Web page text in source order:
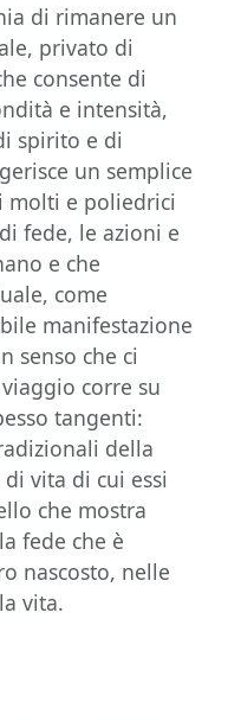
di rimanere un
privato di
consente di
e intensità,
spirito e di
un semplice
molti e poliedrici
fede, le azioni e
e che
come
manifestazione
senso che ci
corre su
tangenti:
della
vita di cui essi
che mostra
fede che è
nascosto, nelle
vita.